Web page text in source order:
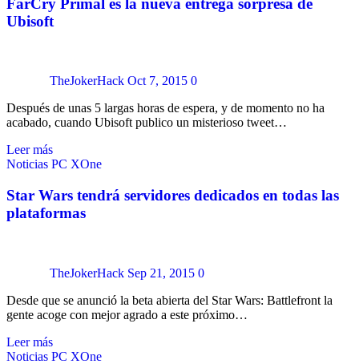
Ubisoft
TheJokerHack Oct 7, 2015 0
Después de unas 5 largas horas de espera, y de momento no ha
acabado, cuando Ubisoft publico un misterioso tweet…
Leer más
Noticias PC XOne
Star Wars tendrá servidores dedicados en todas las
plataformas
TheJokerHack Sep 21, 2015 0
Desde que se anunció la beta abierta del Star Wars: Battlefront la
gente acoge con mejor agrado a este próximo…
Leer más
Noticias PC XOne